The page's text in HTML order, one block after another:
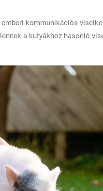
kommunikációs
a kutyákhoz hasonló